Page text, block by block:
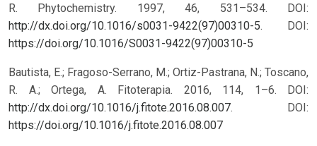
R. Phytochemistry. 1997, 46, 531–534. DOI:
http://dx.doi.org/10.1016/s0031-9422(97)00310-5. DOI:
https://doi.org/10.1016/S0031-9422(97)00310-5
Bautista, E.; Fragoso-Serrano, M.; Ortiz-Pastrana, N.; Toscano,
R. A.; Ortega, A. Fitoterapia. 2016, 114, 1–6. DOI:
http://dx.doi.org/10.1016/j.fitote.2016.08.007. DOI:
https://doi.org/10.1016/j.fitote.2016.08.007